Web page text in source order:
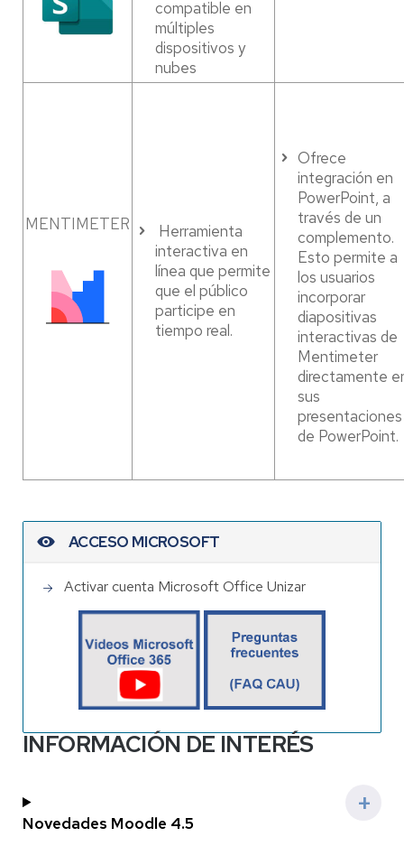
compatible en
múltiples
dispositivos y
nubes
MENTIMETER
Herramienta
interactiva en
línea que permite
que el público
participe en
tiempo real.
Ofrece
integración en
PowerPoint, a
través de un
complemento.
Esto permite a
los usuarios
incorporar
diapositivas
interactivas de
Mentimeter
directamente
sus
presentaciones
de PowerPoint.
ACCESO MICROSOFT
Activar cuenta Microsoft Office Unizar
INFORMACIÓN DE INTERÉS
Novedades Moodle 4.5